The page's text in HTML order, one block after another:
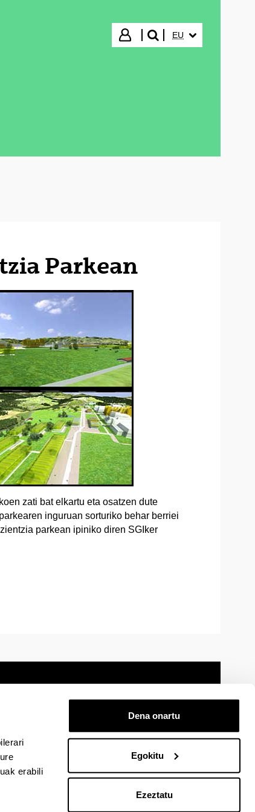
erabili
Dena onartu
Egokitu
Ezeztatu
Hasi saioa
bilatu"
EU
Parkean
zati bat elkartu eta osatzen dute
inguruan sorturiko behar berriei
parkean ipiniko diren SGIker
Laguntza Kontaktua
en
Linkedin-enEHU Instagram-enEHU Youtube-enEHU Vimeo-enEHU Flickr-en